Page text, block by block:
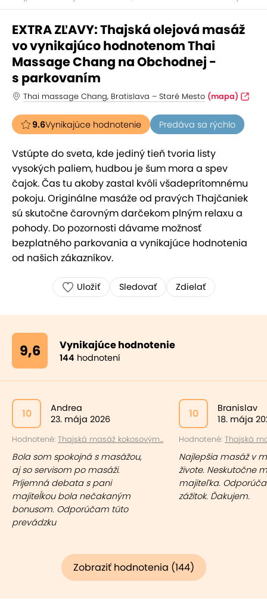
EXTRA ZĽAVY: Thajská olejová masáž
vo vynikajúco hodnotenom Thai
Massage Chang na Obchodnej -
s parkovaním
Thai massage Chang, Bratislava – Staré Mesto (mapa)
9.6Vynikajúce hodnotenie Predáva sa rýchlo
Vstúpte do sveta, kde jediný tieň tvoria listy
vysokých paliem, hudbou je šum mora a spev
čajok. Čas tu akoby zastal kvôli všadeprítomnému
pokoju. Originálne masáže od pravých Thajčaniek
sú skutočne čarovným darčekom plným relaxu a
pohody. Do pozornosti dávame možnosť
bezplatného parkovania a vynikajúce hodnotenia
od našich zákazníkov.
Uložiť Sledovať Zdielať
9,6 Vynikajúce hodnotenie
144 hodnotení
10
Andrea
23. mája 2026
Hodnotené: Thajská masáž kokosovým...
Bola som spokojná s masážou,
aj so servisom po masáži.
Príjemná debata s pani
majiteĺkou bola nečakaným
bonusom. Odporúčam túto
prevádzku
10
Branislav
18. mája
Hodnotené: Thajská
Najlepšia masáž v
živote. Neskutočne
majiteľka.
zážitok. Ďakujem.
Zobraziť hodnotenia (144)